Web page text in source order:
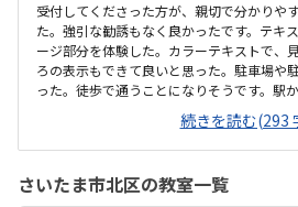
受付してくださった方が、親切で分かりや
た。強引な勧誘もなく良かったです。テキ
ージ部分を体験した。カラーテキストで、
ろの表示もできて良いと思った。駐車場や
った。徒歩で通うことになりそうです。駅
気も良く、清潔感もあった。部屋が区切ら
確保されていて良かった。基本料金以外に
うで良かった。できれば、毎月1万以内で
気持ちになれて良かった。
続きを読む(293
さいたま市北区の教室一覧